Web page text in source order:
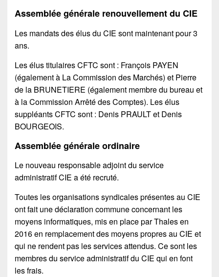
Assemblée générale renouvellement du CIE
Les mandats des élus du CIE sont maintenant pour 3
ans.
Les élus titulaires CFTC sont : François PAYEN
(également à La Commission des Marchés) et Pierre
de la BRUNETIERE (également membre du bureau et
à la Commission Arrêté des Comptes). Les élus
suppléants CFTC sont : Denis PRAULT et Denis
BOURGEOIS.
Assemblée générale ordinaire
Le nouveau responsable adjoint du service
administratif CIE a été recruté.
Toutes les organisations syndicales présentes au CIE
ont fait une déclaration commune concernant les
moyens informatiques, mis en place par Thales en
2016 en remplacement des moyens propres au CIE et
qui ne rendent pas les services attendus. Ce sont les
membres du service administratif du CIE qui en font
les frais.